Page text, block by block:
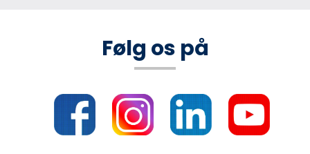
Følg os på